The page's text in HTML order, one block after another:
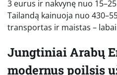
3 eurus ir nakvynę nuo
Tailandą kainuoja nuo
transportas ir maistas –
Jungtiniai Arabų
modernus poilsis